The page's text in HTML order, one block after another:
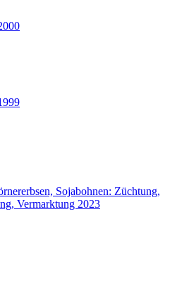
Sojabohnen: Züchtung,
Vermarktung 2023